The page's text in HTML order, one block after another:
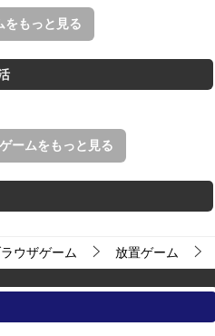
へ導くパズルゲーム。
をもっと見る
ームをもっと見る
ウザゲーム 放置ゲーム